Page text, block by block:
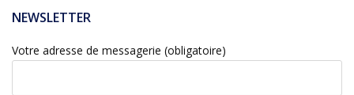
NEWSLETTER
Votre adresse de messagerie (obligatoire)